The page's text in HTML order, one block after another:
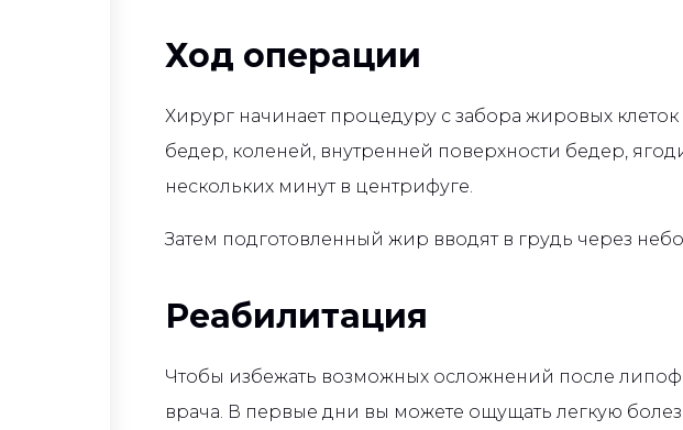
Ход операции
Хирург начинает процедуру с забора жировых
бедер, коленей, внутренней поверхности бедер,
нескольких минут в центрифуге.
Затем подготовленный жир вводят в грудь через
Реабилитация
Чтобы избежать возможных осложнений после
врача. В первые дни вы можете ощущать легкую